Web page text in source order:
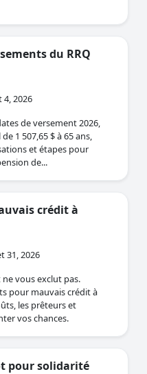
2026
1 507,65 $ à 65 ans,
et étapes pour
de...
2026
pour mauvais crédit à
les prêteurs et
vos chances.